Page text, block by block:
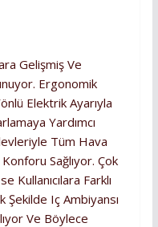
Gelişmiş Ve
Ergonomik
Elektrik Ayarıyla
Yardımcı
Tüm Hava
Sağlıyor. Çok
Kullanıcılara Farklı
Iç Ambiyansı
Ve Böylece